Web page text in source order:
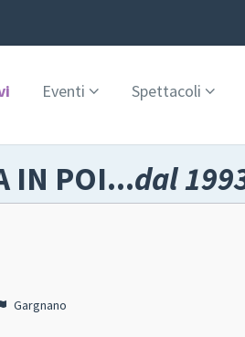
Eventi Spettacoli
IN POI...dal
Gargnano